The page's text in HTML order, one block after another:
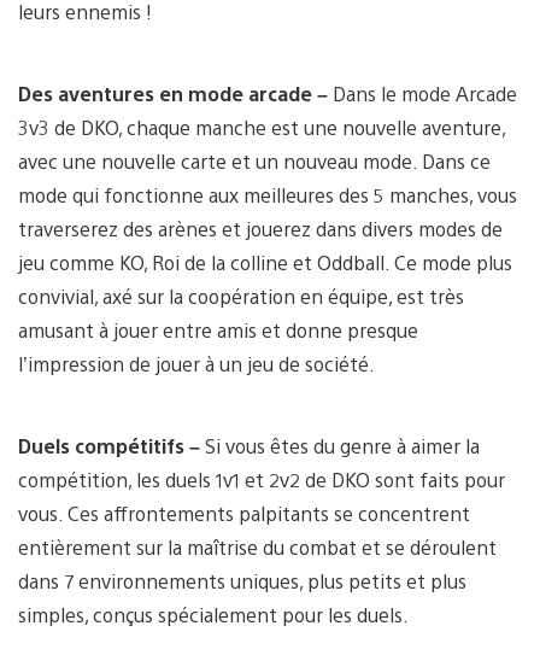
leurs ennemis !
Des aventures en mode arcade – Dans le mode Arcade
3v3 de DKO, chaque manche est une nouvelle aventure,
avec une nouvelle carte et un nouveau mode. Dans ce
mode qui fonctionne aux meilleures des 5 manches, vous
traverserez des arènes et jouerez dans divers modes de
jeu comme KO, Roi de la colline et Oddball. Ce mode plus
convivial, axé sur la coopération en équipe, est très
amusant à jouer entre amis et donne presque
l’impression de jouer à un jeu de société.
Duels compétitifs –Si vous êtes du genre à aimer la
compétition, les duels 1v1 et 2v2 de DKO sont faits pour
vous. Ces affrontements palpitants se concentrent
entièrement sur la maîtrise du combat et se déroulent
dans 7 environnements uniques, plus petits et plus
simples, conçus spécialement pour les duels.